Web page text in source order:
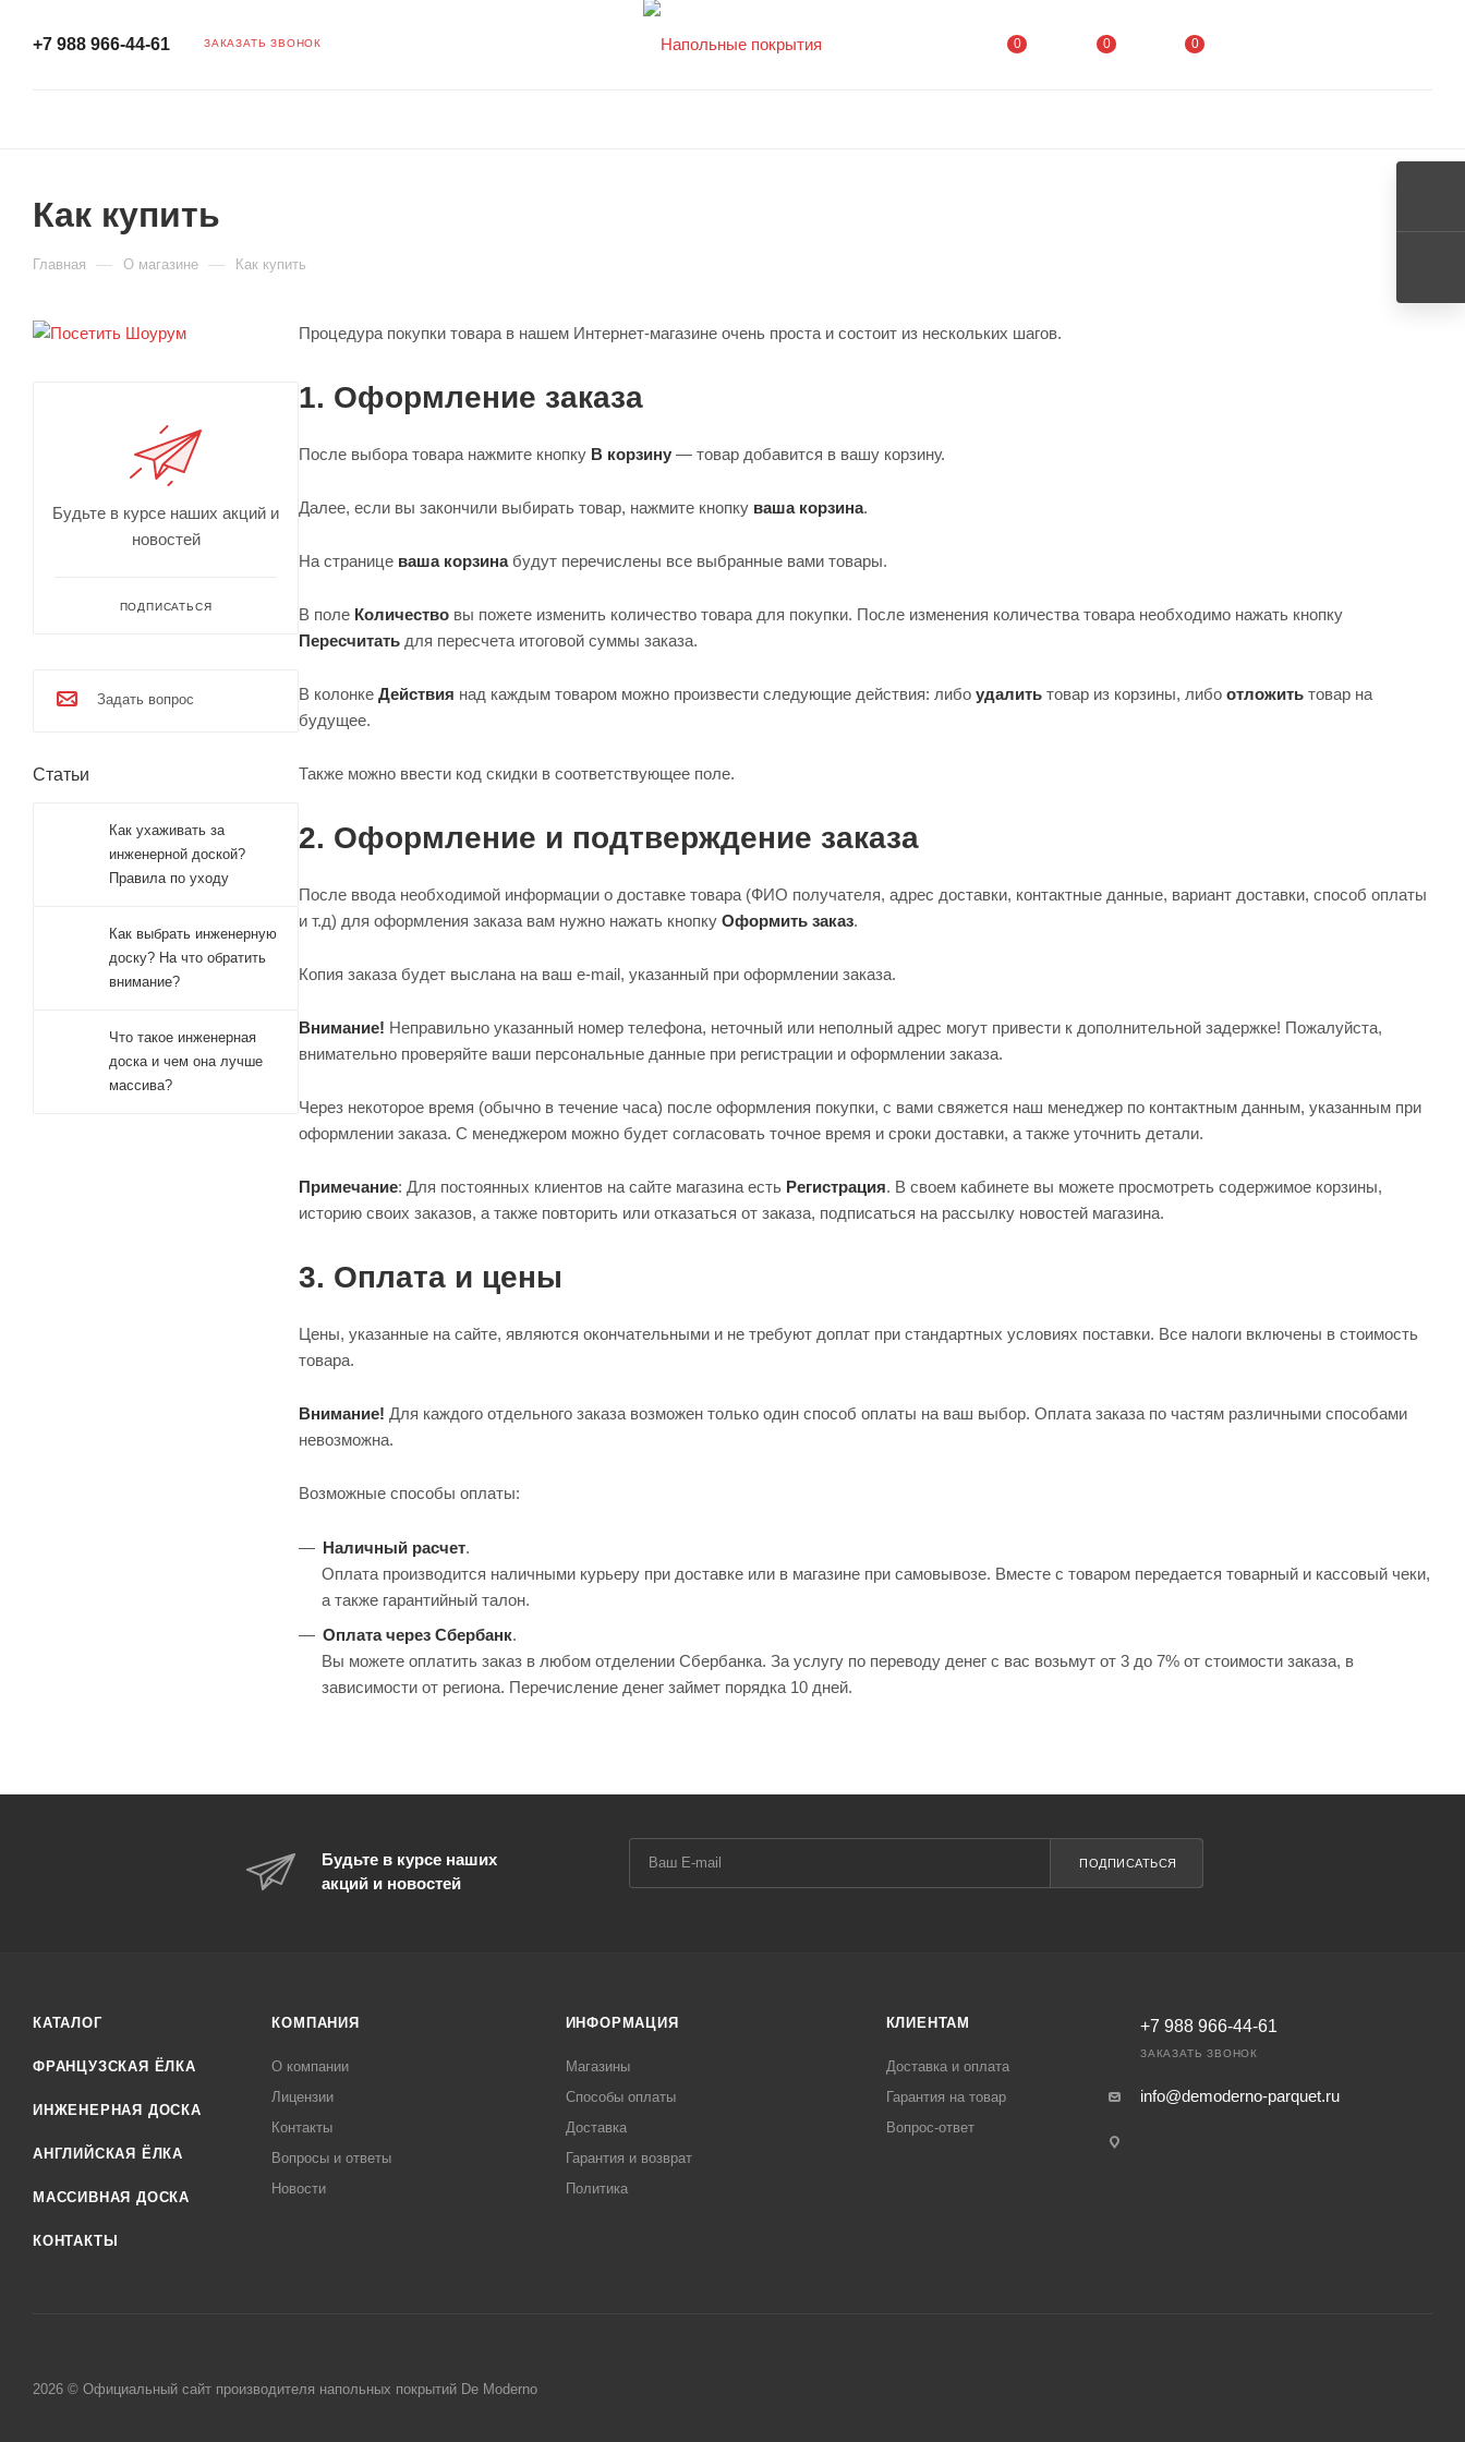
+7 988 966-44-61 ЗАКАЗАТЬ ЗВОНОК 0 0 0
Как купить
Главная — О магазине — Как купить
Процедура покупки товара в нашем Интернет-магазине очень проста и состоит из нескольких шагов.
1. Оформление заказа
После выбора товара нажмите кнопку В корзину — товар добавится в вашу корзину.
Далее, если вы закончили выбирать товар, нажмите кнопку ваша корзина.
На странице ваша корзинабудут перечислены все выбранные вами товары.
В поле Количество вы пожете изменить количество товара для покупки. После изменения количества товара необходимо нажать кнопку
Пересчитать для пересчета итоговой суммы заказа.
В колонке Действия над каждым товаром можно произвести следующие действия: либо удалить товар из корзины, либо отложить товар на
будущее.
Также можно ввести код скидки в соответствующее поле.
2. Оформление и подтверждение заказа
После ввода необходимой информации о доставке товара (ФИО получателя, адрес доставки, контактные данные, вариант доставки, способ оплаты
и т.д) для оформления заказа вам нужно нажать кнопку Оформить заказ.
Копия заказа будет выслана на ваш e-mail, указанный при оформлении заказа.
Внимание! Неправильно указанный номер телефона, неточный или неполный адрес могут привести к дополнительной задержке! Пожалуйста,
внимательно проверяйте ваши персональные данные при регистрации и оформлении заказа.
Через некоторое время (обычно в течение часа) после оформления покупки, с вами свяжется наш менеджер по контактным данным, указанным при
оформлении заказа. С менеджером можно будет согласовать точное время и сроки доставки, а также уточнить детали.
Примечание: Для постоянных клиентов на сайте магазина есть Регистрация. В своем кабинете вы можете просмотреть содержимое корзины,
историю своих заказов, а также повторить или отказаться от заказа, подписаться на рассылку новостей магазина.
3. Оплата и цены
Цены, указанные на сайте, являются окончательными и не требуют доплат при стандартных условиях поставки. Все налоги включены в стоимость
товара.
Внимание! Для каждого отдельного заказа возможен только один способ оплаты на ваш выбор. Оплата заказа по частям различными способами
невозможна.
Возможные способы оплаты:
Наличный расчет.
Оплата производится наличными курьеру при доставке или в магазине при самовывозе. Вместе с товаром передается товарный и кассовый чеки,
а также гарантийный талон.
Оплата через Сбербанк.
Вы можете оплатить заказ в любом отделении Сбербанка. За услугу по переводу денег с вас возьмут от 3 до 7% от стоимости заказа, в
зависимости от региона. Перечисление денег займет порядка 10 дней.
Будьте в курсе наших акций и
новостей
ПОДПИСАТЬСЯ
Задать вопрос
Статьи
Как ухаживать за
инженерной доской?
Правила по уходу
Как выбрать инженерную
доску? На что обратить
внимание?
Что такое инженерная
доска и чем она лучше
массива?
Будьте в курсе наших
акций и новостей
ПОДПИСАТЬСЯ
КАТАЛОГ
ФРАНЦУЗСКАЯ ЁЛКА
ИНЖЕНЕРНАЯ ДОСКА
АНГЛИЙСКАЯ ЁЛКА
МАССИВНАЯ ДОСКА
КОНТАКТЫ
КОМПАНИЯ
О компании
Лицензии
Контакты
Вопросы и ответы
Новости
ИНФОРМАЦИЯ
Магазины
Способы оплаты
Доставка
Гарантия и возврат
Политика
КЛИЕНТАМ
Доставка и оплата
Гарантия на товар
Вопрос-ответ
+7 988 966-44-61
ЗАКАЗАТЬ ЗВОНОК
info@demoderno-parquet.ru
2026 © Официальный сайт производителя напольных покрытий De Moderno